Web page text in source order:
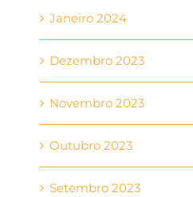
Janeiro 2024
Dezembro 2023
Novembro 2023
Outubro 2023
Setembro 2023